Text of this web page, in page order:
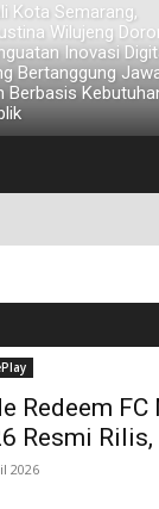
Kota Semarang,
Wilujeng
Inovasi
Bertanggung
Berbasis
Redeem
Resmi
2026